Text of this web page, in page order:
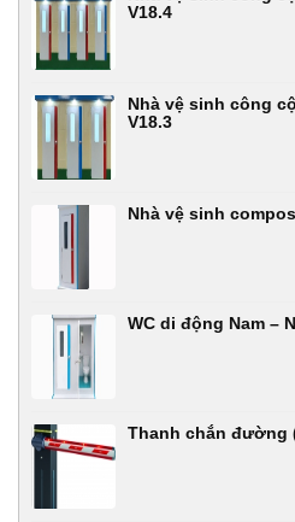
V18.4
Nhà vệ sinh công
V18.3
Nhà vệ sinh
WC di động Nam –
Thanh chắn đường